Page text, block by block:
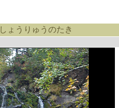
しょうりゅうのたき